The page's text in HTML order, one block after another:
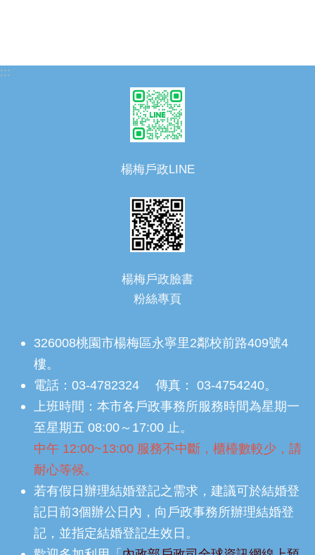
:::
楊梅戶政LINE
楊梅戶政臉書
粉絲專頁
326008桃園市楊梅區永寧里2鄰校前路409號4
樓。
電話：03-4782324 傳真： 03-4754240。
上班時間：本市各戶政事務所服務時間為星期一
至星期五 08:00～17:00 止。
中午 12:00~13:00 服務不中斷，櫃檯數較少，請
耐心等候。
若有假日辦理結婚登記之需求，建議可於結婚登
記日前3個辦公日內，向戶政事務所辦理結婚登
記，並指定結婚登記生效日。